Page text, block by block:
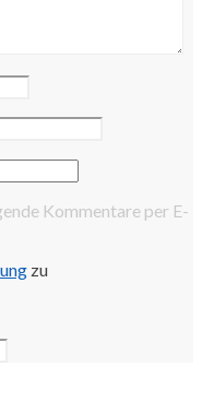
Kommentare per E-
zu